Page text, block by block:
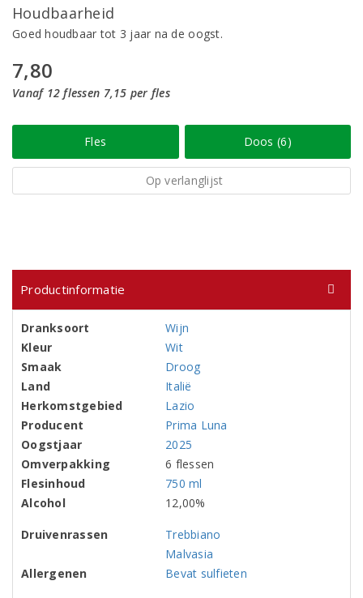
Houdbaarheid
Goed houdbaar tot 3 jaar na de oogst.
7,80
Vanaf 12 flessen 7,15 per fles
Fles Doos (6)
Op verlanglijst
Productinformatie
Dranksoort
Wijn
Kleur
Wit
Smaak
Droog
Land
Italië
Herkomstgebied
Lazio
Producent
Prima Luna
Oogstjaar
2025
Omverpakking
6 flessen
Flesinhoud
750 ml
Alcohol
12,00%
Druivenrassen
Trebbiano
Malvasia
Allergenen
Bevat sulfieten